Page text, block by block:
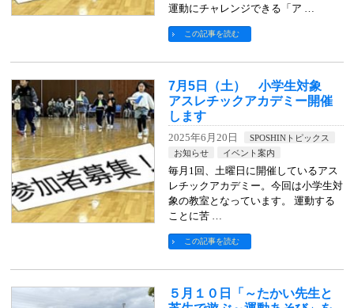
運動にチャレンジできる「ア …
この記事を読む
7月5日（土） 小学生対象
アスレチックアカデミー開催
します
2025年6月20日
SPOSHINトピックス
お知らせ
イベント案内
毎月1回、土曜日に開催しているアス
レチックアカデミー。今回は小学生対
象の教室となっています。 運動する
ことに苦 …
この記事を読む
５月１０日「～たかい先生と